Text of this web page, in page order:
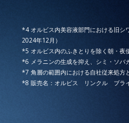
*4 オルビス内美容液部門における旧シ
2024年12月）
*5 オルビス内のふきとりを除く朝・夜
*6 メラニンの生成を抑え、シミ・ソバ
*7 角層の範囲内における自社従来処方
*8 販売名：オルビス リンクル ブラ